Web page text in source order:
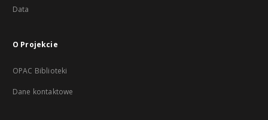
Data
O Projekcie
OPAC Biblioteki
Dane kontaktowe